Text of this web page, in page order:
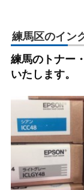
練馬区のイン
練馬のトナー
いたします。